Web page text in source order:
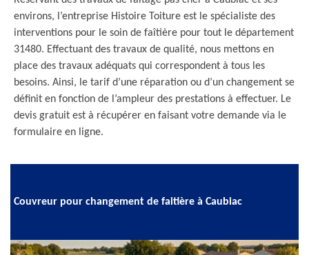
environs, l’entreprise Histoire Toiture est le spécialiste des
interventions pour le soin de faîtière pour tout le département
31480. Effectuant des travaux de qualité, nous mettons en
place des travaux adéquats qui correspondent à tous les
besoins. Ainsi, le tarif d’une réparation ou d’un changement se
définit en fonction de l’ampleur des prestations à effectuer. Le
devis gratuit est à récupérer en faisant votre demande via le
formulaire en ligne.
Couvreur pour changement de faitière à Caubiac